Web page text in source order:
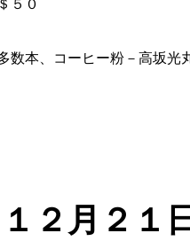
５０
数本、コーヒー粉－高坂光
２月２１